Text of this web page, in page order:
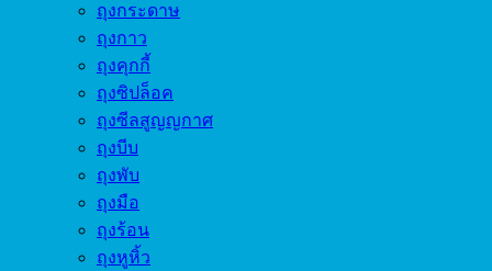
ถุงกระดาษ
ถุงกาว
ถุงคุกกี้
ถุงซิปล็อค
ถุงซีลสูญญกาศ
ถุงบีบ
ถุงพับ
ถุงมือ
ถุงร้อน
ถุงหูหิ้ว